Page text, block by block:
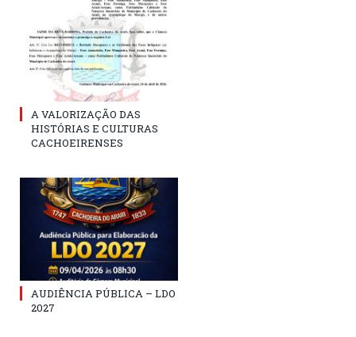
A VALORIZAÇÃO DAS
HISTÓRIAS E CULTURAS
CACHOEIRENSES
AUDIÊNCIA PÚBLICA – LDO
2027